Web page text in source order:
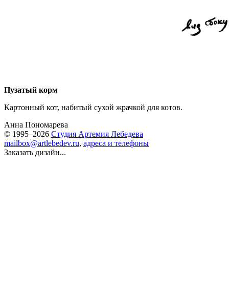
Пузатый корм
Картонный кот, набитый сухой жрачкой для котов.
Анна Пономарева
© 1995–2026 Студия Артемия Лебедева
mailbox@artlebedev.ru, адреса и телефоны
Заказать дизайн...